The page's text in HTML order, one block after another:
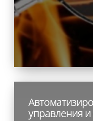
управления и